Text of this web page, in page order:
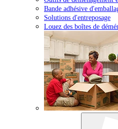
Bande adhésive
Solutions d'entreposage
Louez des boîtes de